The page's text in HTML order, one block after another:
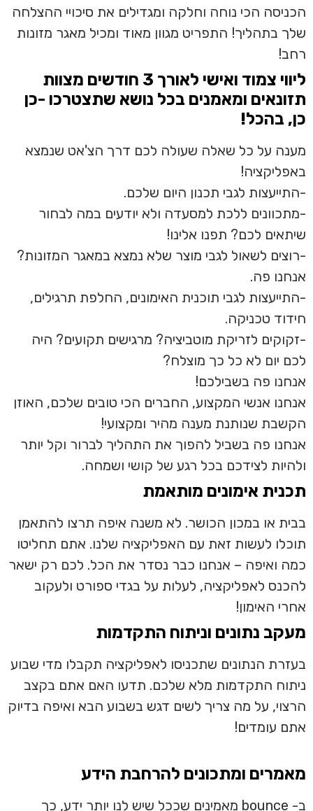
הכניסה הכי נוחה וחלקה ומגדילים את סיכויי ההצלחה
שלך בתהליך! התפריט מגוון מאוד ומכיל מאגר מזונות
רחב!
ליווי צמוד ואישי לאורך 3 חודשים מצוות
תזונאים ומאמנים בכל נושא שתצטרכו -כן
כן, בהכל!
מענה על כל שאלה שעולה לכם דרך הצ'אט שנמצא
באפליקציה!
-התייעצות לגבי תכנון היום שלכם.
-מתכוונים ללכת למסעדה ולא יודעים במה לבחור
שיתאים לכם? תפנו אלינו!
-רוצים לשאול לגבי מוצר שלא נמצא במאגר המזונות?
אנחנו פה.
-התייעצות לגבי תוכנית האימונים, החלפת תרגילים,
חידוד טכניקה.
-זקוקים לזריקת מוטביציה? מרגישים תקועים? היה
לכם יום לא כל כך מוצלח?
אנחנו פה בשבילכם!
אנחנו אנשי המקצוע, החברים הכי טובים שלכם, האוזן
הקשבת שנותנת מענה מהיר ומקצועי!
אנחנו פה בשביל להפוך את התהליך לברור וקל יותר
ולהיות לצידכם בכל רגע של קושי ושמחה.
תכנית אימונים מותאמת
בבית או במכון הכושר. לא משנה איפה תרצו להתאמן
תוכלו לעשות זאת עם האפליקציה שלנו. אתם תחליטו
כמה ואיפה – אנחנו כבר נסדר את הכל. לכם רק ישאר
להכנס לאפליקציה, לעלות על בגדי ספורט ולעקוב
אחרי האימון!
מעקב נתונים וניתוח התקדמות
בעזרת הנתונים שתכניסו לאפליקציה תקבלו מדי שבוע
ניתוח התקדמות מלא שלכם. תדעו האם אתם בקצב
הרצוי, על מה צריך לשים דגש בשבוע הבא ואיפה בדיוק
אתם עומדים!
מאמרים ומתכונים להרחבת הידע
ב- bounce מאמינים שככל שיש לנו יותר ידע, כך